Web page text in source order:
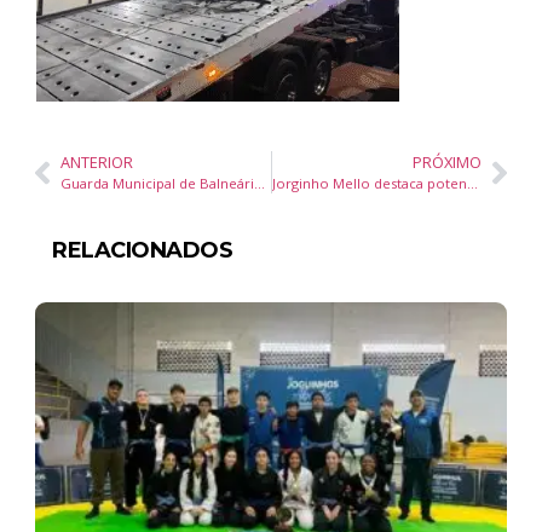
ANTERIOR
Guarda Municipal de Balneário Camboriú prende homem por tráfico e corrupção de menores na Avenida Atlântica
PRÓXIMO
Jorginho Mello destaca potencial de Santa Catarina na 11ª edição da Money Week em Balneário Camboriú
RELACIONADOS